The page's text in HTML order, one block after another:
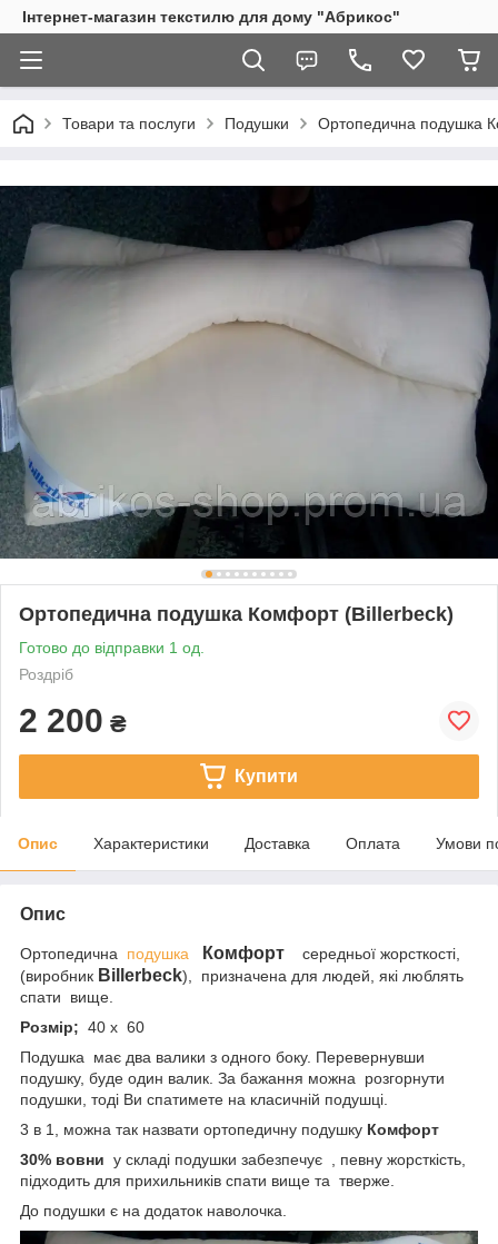
Інтернет-магазин текстилю для дому "Абрикос"
Товари та послуги Подушки Ортопедична подушка
Ортопедична подушка Комфорт (Billerbeck)
Готово до відправки 1 од.
Роздріб
2 200 ₴
Купити
Опис Характеристики Доставка Оплата Умови
Опис
Ортопедична подушка Комфорт середньої жорсткості,
(виробник Billerbeck), призначена для людей, які люблять
спати вище.
Розмір; 40 х 60
Подушка має два валики з одного боку. Перевернувши
подушку, буде один валик. За бажання можна розгорнути
подушки, тоді Ви спатимете на класичній подушці.
3 в 1, можна так назвати ортопедичну подушку Комфорт
30% вовни у складі подушки забезпечує , певну жорсткість,
підходить для прихильників спати вище та тверже.
До подушки є на додаток наволочка.